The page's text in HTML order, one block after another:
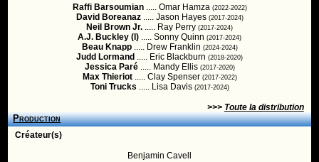
Raffi Barsoumian..... Omar Hamza (2022-2022)
David Boreanaz..... Jason Hayes (2017-2024)
Neil Brown Jr. ..... Ray Perry (2017-2024)
A.J. Buckley (I) ..... Sonny Quinn (2017-2024)
Beau Knapp..... Drew Franklin (2024-2024)
Judd Lormand ..... Eric Blackburn (2018-2020)
Jessica Paré..... Mandy Ellis (2017-2020)
Max Thieriot..... Clay Spenser (2017-2022)
Toni Trucks ..... Lisa Davis (2017-2024)
>>> Toute la distribution
Production
Créateur(s)
Benjamin Cavell